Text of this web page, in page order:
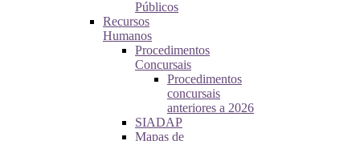
Públicos
Recursos
Humanos
Procedimentos
Concursais
Procedimentos
concursais
anteriores a 2026
SIADAP
Mapas de